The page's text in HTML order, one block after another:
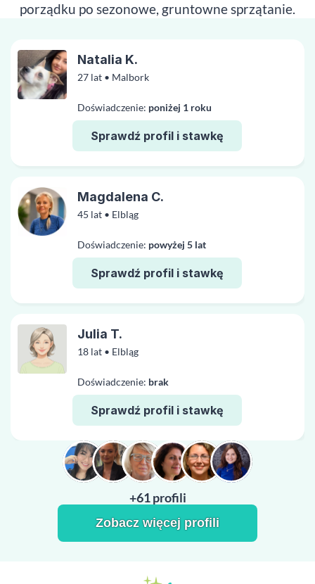
porządku po sezonowe, gruntowne sprzątanie.
27 lat • Malbork
Doświadczenie: poniżej 1 roku
Sprawdź profil i stawkę
Natalia K.
45 lat • Elbląg
Doświadczenie: powyżej 5 lat
Sprawdź profil i stawkę
Magdalena C.
18 lat • Elbląg
Doświadczenie: brak
Sprawdź profil i stawkę
Julia T.
+61 profili
Zobacz więcej profili